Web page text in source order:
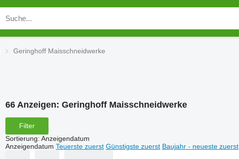
Geringhoff Maisschneidwerke
66 Anzeigen: Geringhoff Maisschneidwerke
Filter
Sortierung: Anzeigendatum
Anzeigendatum Teuerste zuerst Günstigste zuerst Baujahr - neueste zuerst